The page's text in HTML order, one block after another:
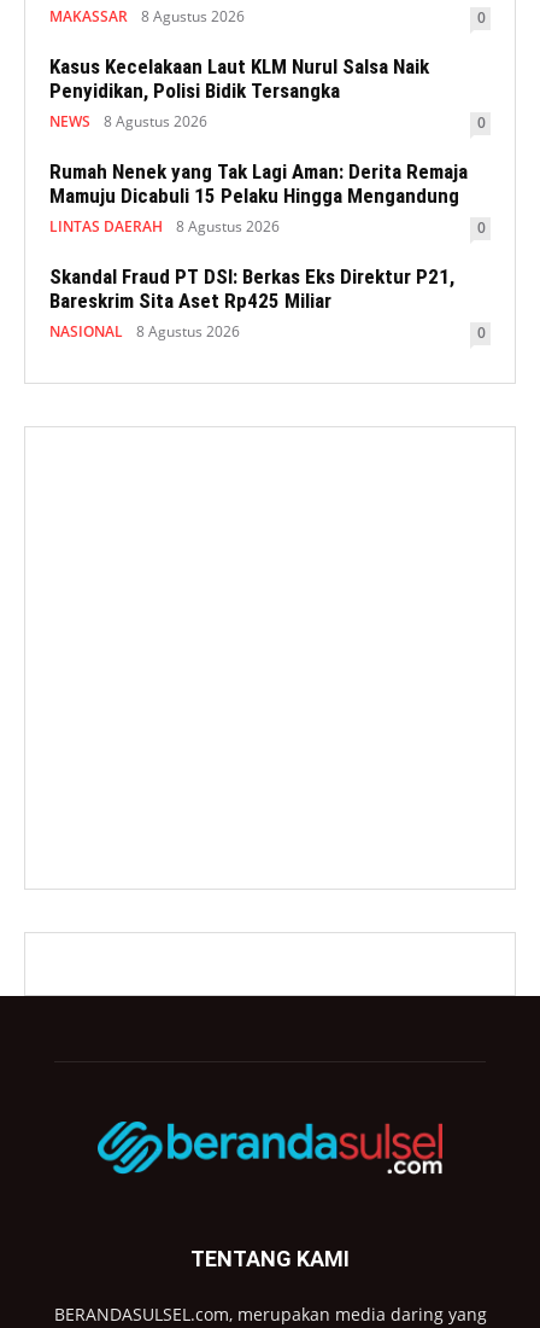
MAKASSAR 8 Agustus 2026 0
Kasus Kecelakaan Laut KLM Nurul Salsa Naik
Penyidikan, Polisi Bidik Tersangka
NEWS 8 Agustus 2026 0
Rumah Nenek yang Tak Lagi Aman: Derita Remaja
Mamuju Dicabuli 15 Pelaku Hingga Mengandung
LINTAS DAERAH 8 Agustus 2026 0
Skandal Fraud PT DSI: Berkas Eks Direktur P21,
Bareskrim Sita Aset Rp425 Miliar
NASIONAL 8 Agustus 2026 0
TENTANG KAMI
BERANDASULSEL.com, merupakan media daring yang